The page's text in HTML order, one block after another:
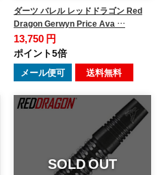
ダーツ バレル レッドドラゴン Red
Dragon Gerwyn Price Ava …
13,750 円
ポイント5倍
メール便可 送料無料
SOLD OUT